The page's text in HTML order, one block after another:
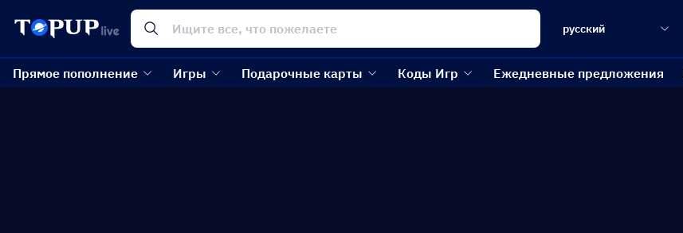
русский
Прямое пополнение Игры Подарочные карты Коды Игр Ежедневные предложения